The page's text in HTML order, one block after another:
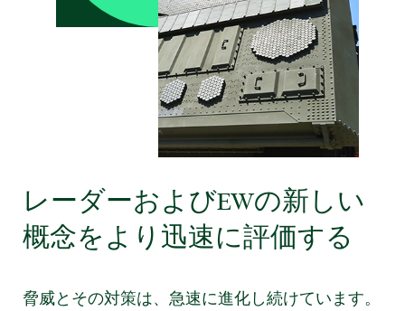
レーダーおよびEWの新しい
概念を より 迅速に評価する
脅威とその対策は、急速に進化し続けています。